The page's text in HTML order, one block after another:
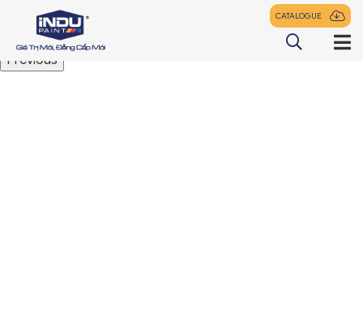
CATALOGUE
Previous